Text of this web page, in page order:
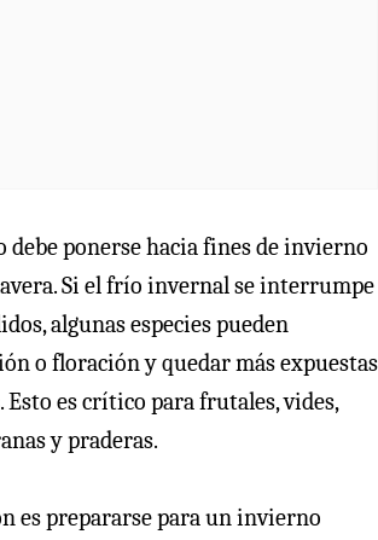
debe ponerse hacia fines de invierno
Si el frío invernal se interrumpe
algunas especies pueden
o floración y quedar más expuestas
Esto es crítico para frutales, vides,
y praderas.
es prepararse para un invierno